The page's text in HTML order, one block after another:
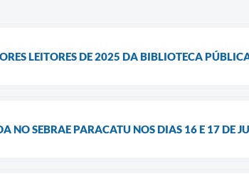
LEITORES DE 2025 DA BIBLIOTECA
NO SEBRAE PARACATU NOS DIAS 16 E 17 DE